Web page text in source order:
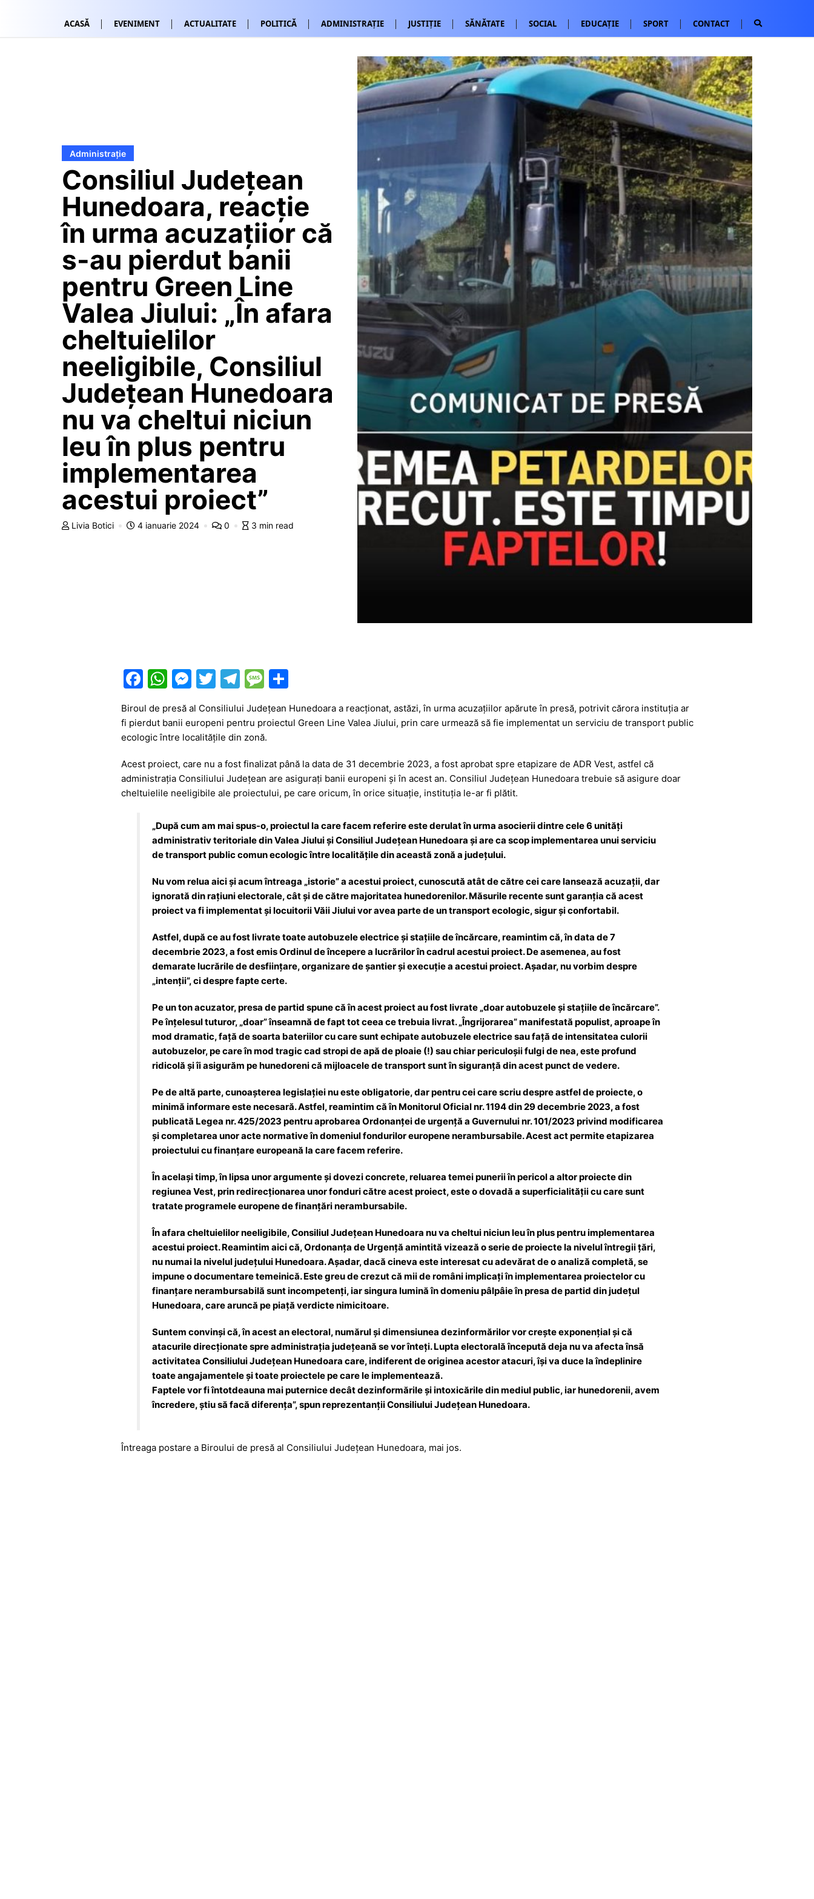
ACASĂ EVENIMENT ACTUALITATE POLITICĂ ADMINISTRAȚIE JUSTIȚIE SĂNĂTATE SOCIAL EDUCAȚIE SPORT CONTACT
Administrație
Consiliul Județean
Hunedoara, reacție
în urma acuzațiior că
s-au pierdut banii
pentru Green Line
Valea Jiului: „În afara
cheltuielilor
neeligibile, Consiliul
Județean Hunedoara
nu va cheltui niciun
leu în plus pentru
implementarea
acestui proiect”
Livia Botici 4 ianuarie 2024 0 3 min read
F
c
e
b
o
o
W
at
s
A
p
p
M
s
s
e
n
g
T
w
itt
er
T
el
e
gr
a
m
M
s
s
a
g
e
P
ta
a
z
ă
Biroul de presă al Consiliului Județean Hunedoara a reacționat, astăzi, în urma acuzațiilor apărute în presă, potrivit cărora instituția ar
fi pierdut banii europeni pentru proiectul Green Line Valea Jiului, prin care urmează să fie implementat un serviciu de transport public
ecologic între localitățile din zonă.
Acest proiect, care nu a fost finalizat până la data de 31 decembrie 2023, a fost aprobat spre etapizare de ADR Vest, astfel că
administrația Consiliului Județean are asigurați banii europeni și în acest an. Consiliul Județean Hunedoara trebuie să asigure doar
cheltuielile neeligibile ale proiectului, pe care oricum, în orice situație, instituția le-ar fi plătit.
„După cum am mai spus-o, proiectul la care facem referire este derulat în urma asocierii dintre cele 6 unități
administrativ teritoriale din Valea Jiului și Consiliul Județean Hunedoara și are ca scop implementarea unui serviciu
de transport public comun ecologic între localitățile din această zonă a județului.
Nu vom relua aici și acum întreaga „istorie” a acestui proiect, cunoscută atât de către cei care lansează acuzații, dar
ignorată din rațiuni electorale, cât și de către majoritatea hunedorenilor. Măsurile recente sunt garanția că acest
proiect va fi implementat și locuitorii Văii Jiului vor avea parte de un transport ecologic, sigur și confortabil.
Astfel, după ce au fost livrate toate autobuzele electrice și stațiile de încărcare, reamintim că, în data de 7
decembrie 2023, a fost emis Ordinul de începere a lucrărilor în cadrul acestui proiect. De asemenea, au fost
demarate lucrările de desființare, organizare de șantier și execuție a acestui proiect. Așadar, nu vorbim despre
„intenții”, ci despre fapte certe.
Pe un ton acuzator, presa de partid spune că în acest proiect au fost livrate „doar autobuzele și stațiile de încărcare”.
Pe înțelesul tuturor, „doar” înseamnă de fapt tot ceea ce trebuia livrat. „Îngrijorarea” manifestată populist, aproape în
mod dramatic, față de soarta bateriilor cu care sunt echipate autobuzele electrice sau față de intensitatea culorii
autobuzelor, pe care în mod tragic cad stropi de apă de ploaie (!) sau chiar periculoșii fulgi de nea, este profund
ridicolă și îi asigurăm pe hunedoreni că mijloacele de transport sunt în siguranță din acest punct de vedere.
Pe de altă parte, cunoașterea legislației nu este obligatorie, dar pentru cei care scriu despre astfel de proiecte, o
minimă informare este necesară. Astfel, reamintim că în Monitorul Oficial nr. 1194 din 29 decembrie 2023, a fost
publicată Legea nr. 425/2023 pentru aprobarea Ordonanţei de urgenţă a Guvernului nr. 101/2023 privind modificarea
şi completarea unor acte normative în domeniul fondurilor europene nerambursabile. Acest act permite etapizarea
proiectului cu finanțare europeană la care facem referire.
În același timp, în lipsa unor argumente și dovezi concrete, reluarea temei punerii în pericol a altor proiecte din
regiunea Vest, prin redirecționarea unor fonduri către acest proiect, este o dovadă a superficialității cu care sunt
tratate programele europene de finanțări nerambursabile.
În afara cheltuielilor neeligibile, Consiliul Județean Hunedoara nu va cheltui niciun leu în plus pentru implementarea
acestui proiect. Reamintim aici că, Ordonanța de Urgență amintită vizează o serie de proiecte la nivelul întregii țări,
nu numai la nivelul județului Hunedoara. Așadar, dacă cineva este interesat cu adevărat de o analiză completă, se
impune o documentare temeinică. Este greu de crezut că mii de români implicați în implementarea proiectelor cu
finanțare nerambursabilă sunt incompetenți, iar singura lumină în domeniu pâlpâie în presa de partid din județul
Hunedoara, care aruncă pe piață verdicte nimicitoare.
Suntem convinși că, în acest an electoral, numărul și dimensiunea dezinformărilor vor crește exponențial și că
atacurile direcționate spre administrația județeană se vor înteți. Lupta electorală începută deja nu va afecta însă
activitatea Consiliului Județean Hunedoara care, indiferent de originea acestor atacuri, își va duce la îndeplinire
toate angajamentele și toate proiectele pe care le implementează.
Faptele vor fi întotdeauna mai puternice decât dezinformările și intoxicările din mediul public, iar hunedorenii, avem
încredere, știu să facă diferența”, spun reprezentanții Consiliului Județean Hunedoara.
Întreaga postare a Biroului de presă al Consiliului Județean Hunedoara, mai jos.